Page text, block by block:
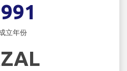
立年份